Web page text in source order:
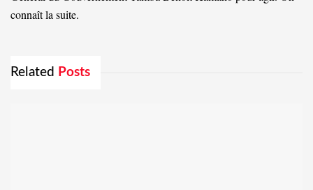
connaît la suite.
Related Posts